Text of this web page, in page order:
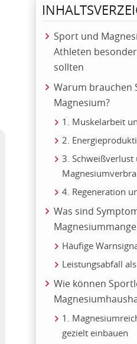
Sport und
Athleten
sollten
Warum brauchen
Magnesium?
1. Muskelarbeit
2.
3.
4. Regeneration
Was sind
Häufige
Leistungsabfall
Wie können
1.
gezielt einbauen